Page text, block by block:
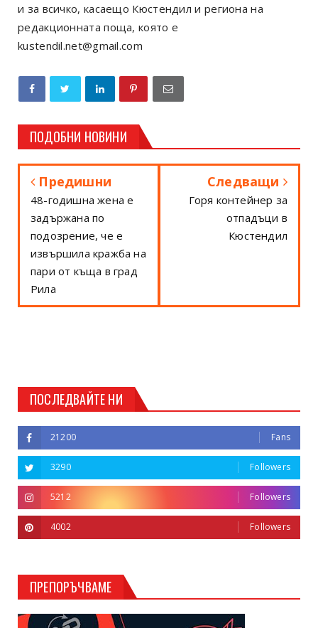
и за всичко, касаещо Кюстендил и региона на
редакционната поща, която е
kustendil.net@gmail.com
ПОДОБНИ НОВИНИ
Предишни
48-годишна жена е
задържана по
подозрение, че е
извършила кражба на
пари от къща в град
Рила
Следващи
Горя контейнер за
отпадъци в
Кюстендил
ПОСЛЕДВАЙТЕ НИ
21200 Fans
3290 Followers
5212 Followers
4002 Followers
ПРЕПОРЪЧВАМЕ